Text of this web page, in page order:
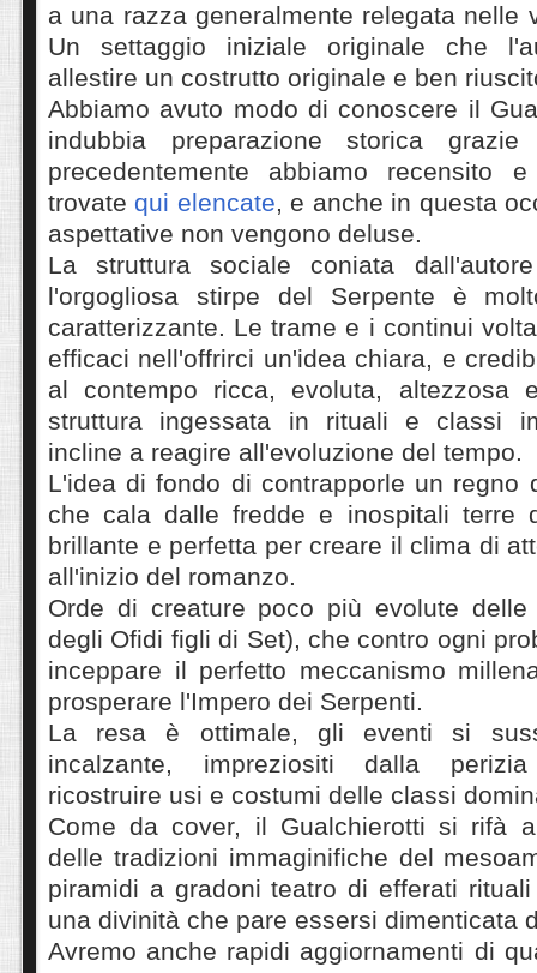
a una razza generalmente relegata nelle
Un settaggio iniziale originale che
allestire un costrutto originale e ben
Abbiamo avuto modo di conoscere il
indubbia preparazione storica
precedentemente abbiamo recensito
trovatequi elencate, e anche in questa
aspettative non vengono deluse.
La struttura sociale coniata
l'orgogliosa stirpe del Serpente è
caratterizzante. Le trame e i continui
efficaci nell'offrirci un'idea chiara, e
al contempo ricca, evoluta, altezzosa
struttura ingessata in rituali e classi
incline a reagire all'evoluzione del tempo.
L'idea di fondo di contrapporle un regno
che cala dalle fredde e inospitali terre
brillante e perfetta per creare il clima di
all'inizio del romanzo.
Orde di creature poco più evolute
degli Ofidi figli di Set), che contro ogni
inceppare il perfetto meccanismo
prosperare l'Impero dei Serpenti.
La resa è ottimale, gli eventi si
incalzante, impreziositi dalla
ricostruire usi e costumi delle classi
Come da cover, il Gualchierotti si rifà
delle tradizioni immaginifiche del
piramidi a gradoni teatro di efferati
una divinità che pare essersi dimenticata
Avremo anche rapidi aggiornamenti di